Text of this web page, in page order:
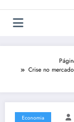
Crise no
Economia